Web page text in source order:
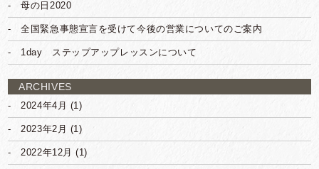
母の日2020
全国緊急事態宣言を受けて今後の営業についてのご案内
1day ステップアップレッスンについて
ARCHIVES
2024年4月 (1)
2023年2月 (1)
2022年12月 (1)